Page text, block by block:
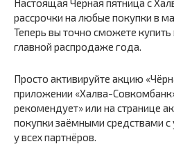
Настоящая Чёрная пятница с
рассрочки на любые покупки в
Теперь вы точно сможете купить
главной распродаже года.
Просто активируйте акцию
приложении «Халва-
рекомендует» или на странице
покупки заёмными средствами с
у всех партнёров.